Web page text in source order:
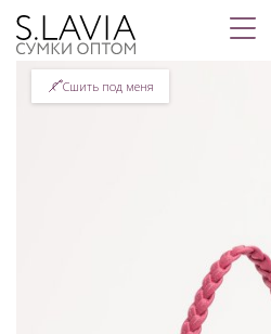
Сшить под меня